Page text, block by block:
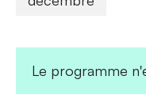
Le programme